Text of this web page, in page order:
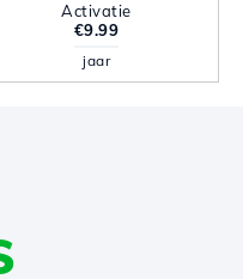
Activatie
€9.99
jaar